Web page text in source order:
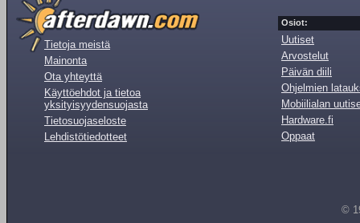
Tietoja meistä
Mainonta
Ota yhteyttä
Käyttöehdot ja tietoa
yksityisyydensuojasta
Tietosuojaseloste
Lehdistötiedotteet
Osiot:
Uutiset
Arvostelut
Päivän diili
Ohjelmien
Mobiilialan
Hardware.fi
Oppaat
©